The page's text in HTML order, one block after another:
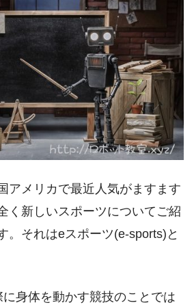
アメリカで最近人気がますます
く新しいスポーツについてご紹
。それはeスポーツ(e-sports)と
身体を動かす競技のことでは